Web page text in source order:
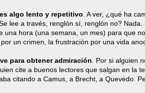
algo lento y repetitivo . A ver, ¿qué ha
lee a través, renglón sí, renglón no?
una hora (una semana, un mes) para que
un crimen, la frustración por una vida
para obtener admiración . Por si alguien
cite a buenos lectores que salgan en la
citando a Camus, a Brecht, a Quevedo.